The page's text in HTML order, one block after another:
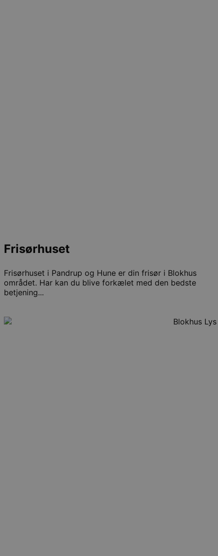
Frisørhuset
Frisørhuset i Pandrup og Hune er din frisør i Blokhus
området. Har kan du blive forkælet med den bedste
betjening...